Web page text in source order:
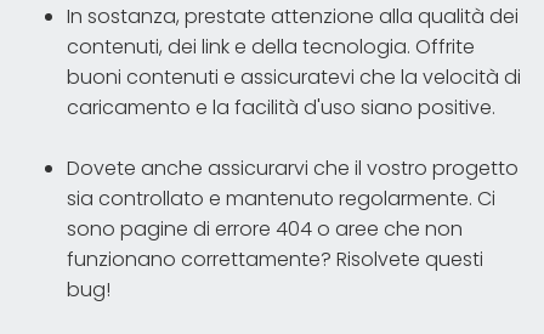
In sostanza, prestate attenzione alla qualità dei
contenuti, dei link e della tecnologia. Offrite
buoni contenuti e assicuratevi che la velocità di
caricamento e la facilità d'uso siano positive.
Dovete anche assicurarvi che il vostro progetto
sia controllato e mantenuto regolarmente. Ci
sono pagine di errore 404 o aree che non
funzionano correttamente? Risolvete questi
bug!